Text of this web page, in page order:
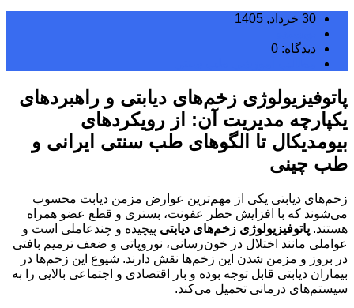
30 خرداد, 1405
دیدگاه: 0
پاتوفیزیولوژی زخم‌های دیابتی و راهبردهای
یکپارچه مدیریت آن: از رویکردهای
بیومدیکال تا الگوهای طب سنتی ایرانی و
طب چینی
زخم‌های دیابتی یکی از مهم‌ترین عوارض مزمن دیابت محسوب
می‌شوند که با افزایش خطر عفونت، بستری و قطع عضو همراه
هستند. پاتوفیزیولوژی زخم‌های دیابتی پیچیده و چندعاملی است و
عواملی مانند اختلال در خون‌رسانی، نوروپاتی و ضعف ترمیم بافتی
در بروز و مزمن شدن این زخم‌ها نقش دارند. شیوع این زخم‌ها در
بیماران دیابتی قابل توجه بوده و بار اقتصادی و اجتماعی بالایی را به
سیستم‌های درمانی تحمیل می‌کند.